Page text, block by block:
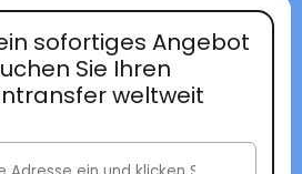
sofortiges Angebot
Sie Ihren
weltweit